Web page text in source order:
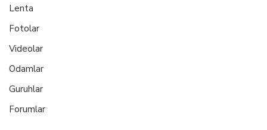
Lenta
Fotolar
Videolar
Odamlar
Guruhlar
Forumlar